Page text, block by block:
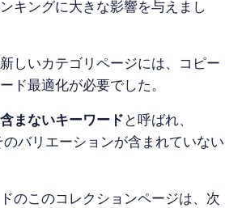
キングに大きな影響を与えまし
しいカテゴリページには、コピー
ド最適化が必要でした。
まないキーワード と呼ばれ、
のバリエーションが含まれていない
のこのコレクションページは、次